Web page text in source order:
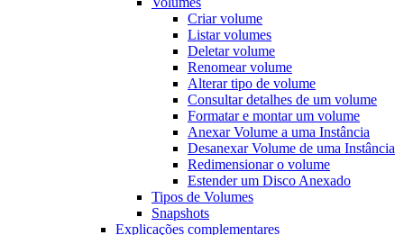
Criar volume
Listar volumes
Deletar volume
Renomear volume
Alterar tipo de volume
Consultar detalhes de um volume
Formatar e montar um volume
Anexar Volume a uma Instância
Desanexar Volume de uma Instância
Redimensionar o volume
Estender um Disco Anexado
Tipos de Volumes
Snapshots
Explicações complementares